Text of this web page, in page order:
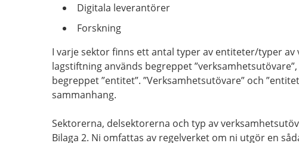
Digitala leverantörer
Forskning
I varje sektor finns ett antal typer av entiteter/typer av
lagstiftning används begreppet
begreppet ”entitet”. ”Verksamhetsutövare” och
sammanhang.
Sektorerna, delsektorerna och typ av
Bilaga 2. Ni omfattas av regelverket om ni utgör en